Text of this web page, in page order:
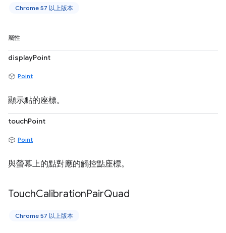
Chrome 57 以上版本
屬性
displayPoint
Point
顯示點的座標。
touchPoint
Point
與螢幕上的點對應的觸控點座標。
TouchCalibrationPairQuad
Chrome 57 以上版本